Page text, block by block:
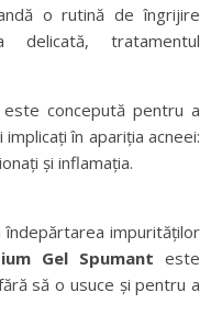
o rutină de îngrijire
delicată, tratamentul
concepută pentru a
în apariția acneei:
și inflamația.
îndepărtarea impurităților
Gel Spumant este
să o usuce și pentru a